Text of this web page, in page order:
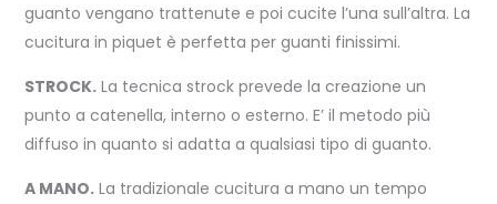
guanto vengano trattenute e poi cucite l’una sull’altra. La
cucitura in piquet è perfetta per guanti finissimi.
STROCK.La tecnica strock prevede la creazione un
punto a catenella, interno o esterno. E’ il metodo più
diffuso in quanto si adatta a qualsiasi tipo di guanto.
A MANO.La tradizionale cucitura a mano un tempo